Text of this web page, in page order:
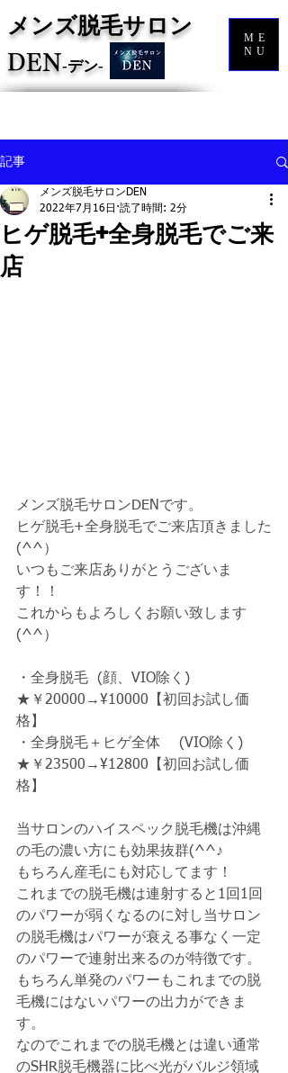
メンズ脱毛サロン
DEN‐デン‐
ME
NU
記事
ヒゲ脱毛+全身脱毛でご来
店
メンズ脱毛サロンDEN
2022年7月16日 読了時間: 2分
メンズ脱毛サロンDENです。
ヒゲ脱毛+全身脱毛でご来店頂きました
(^^）
いつもご来店ありがとうございま
す！！
これからもよろしくお願い致します
(^^）
・全身脱毛  (顔、VIO除く)
★￥20000→¥10000【初回お試し価
格】
・全身脱毛＋ヒゲ全体　 (VIO除く)
★￥23500→¥12800【初回お試し価
格】
当サロンのハイスペック脱毛機は沖縄
の毛の濃い方にも効果抜群(^^♪
もちろん産毛にも対応してます！
これまでの脱毛機は連射すると1回1回
のパワーが弱くなるのに対し当サロン
の脱毛機はパワーが衰える事なく一定
のパワーで連射出来るのが特徴です。
もちろん単発のパワーもこれまでの脱
毛機にはないパワーの出力ができま
す。
なのでこれまでの脱毛機とは違い通常
のSHR脱毛機器に比べ光がバルジ領域